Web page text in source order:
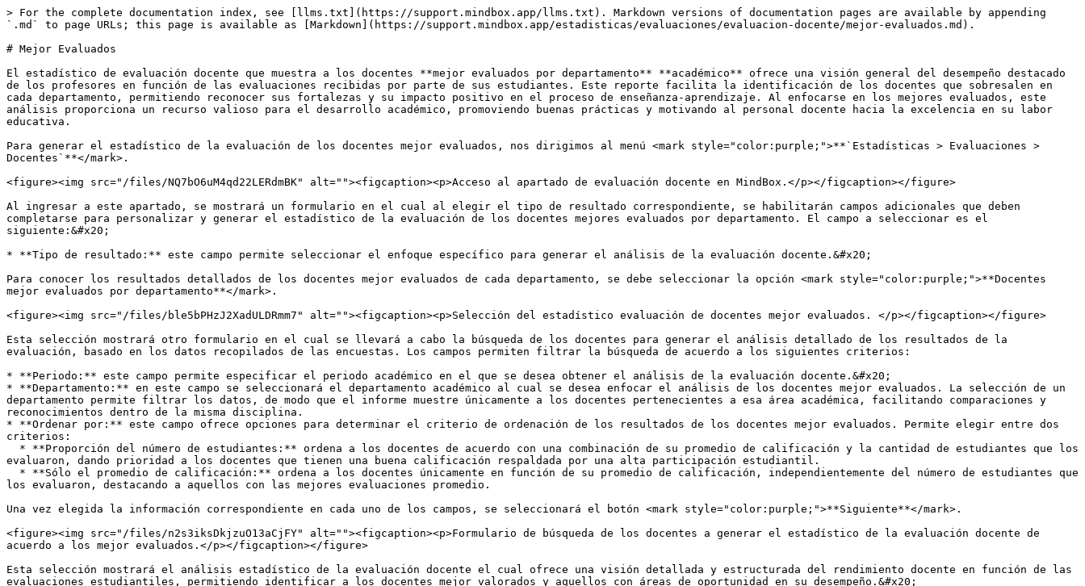
> For the complete documentation index, see [llms.txt](https://support.mindbox.app/llms.txt). Markdown versions of documentation pages are available by appending `.md` to page URLs; this page is available as [Markdown](https://support.mindbox.app/estadisticas/evaluaciones/evaluacion-docente/mejor-evaluados.md).

# Mejor Evaluados

El estadístico de evaluación docente que muestra a los docentes **mejor evaluados por departamento** **académico** ofrece una visión general del desempeño destacado de los profesores en función de las evaluaciones recibidas por parte de sus estudiantes. Este reporte facilita la identificación de los docentes que sobresalen en cada departamento, permitiendo reconocer sus fortalezas y su impacto positivo en el proceso de enseñanza-aprendizaje. Al enfocarse en los mejores evaluados, este análisis proporciona un recurso valioso para el desarrollo académico, promoviendo buenas prácticas y motivando al personal docente hacia la excelencia en su labor educativa.

Para generar el estadístico de la evaluación de los docentes mejor evaluados, nos dirigimos al menú <mark style="color:purple;">**`Estadísticas > Evaluaciones > Docentes`**</mark>.

<figure><img src="/files/NQ7bO6uM4qd22LERdmBK" alt=""><figcaption><p>Acceso al apartado de evaluación docente en MindBox.</p></figcaption></figure>

Al ingresar a este apartado, se mostrará un formulario en el cual al elegir el tipo de resultado correspondiente, se habilitarán campos adicionales que deben completarse para personalizar y generar el estadístico de la evaluación de los docentes mejores evaluados por departamento. El campo a seleccionar es el siguiente:&#x20;

* **Tipo de resultado:** este campo permite seleccionar el enfoque específico para generar el análisis de la evaluación docente.&#x20;

Para conocer los resultados detallados de los docentes mejor evaluados de cada departamento, se debe seleccionar la opción <mark style="color:purple;">**Docentes mejor evaluados por departamento**</mark>.

<figure><img src="/files/ble5bPHzJ2XadULDRmm7" alt=""><figcaption><p>Selección del estadístico evaluación de docentes mejor evaluados. </p></figcaption></figure>

Esta selección mostrará otro formulario en el cual se llevará a cabo la búsqueda de los docentes para generar el análisis detallado de los resultados de la evaluación, basado en los datos recopilados de las encuestas. Los campos permiten filtrar la búsqueda de acuerdo a los siguientes criterios:

* **Periodo:** este campo permite especificar el periodo académico en el que se desea obtener el análisis de la evaluación docente.&#x20;
* **Departamento:** en este campo se seleccionará el departamento académico al cual se desea enfocar el análisis de los docentes mejor evaluados. La selección de un departamento permite filtrar los datos, de modo que el informe muestre únicamente a los docentes pertenecientes a esa área académica, facilitando comparaciones y reconocimientos dentro de la misma disciplina.
* **Ordenar por:** este campo ofrece opciones para determinar el criterio de ordenación de los resultados de los docentes mejor evaluados. Permite elegir entre dos criterios:
  * **Proporción del número de estudiantes:** ordena a los docentes de acuerdo con una combinación de su promedio de calificación y la cantidad de estudiantes que los evaluaron, dando prioridad a los docentes que tienen una buena calificación respaldada por una alta participación estudiantil.
  * **Sólo el promedio de calificación:** ordena a los docentes únicamente en función de su promedio de calificación, independientemente del número de estudiantes que los evaluaron, destacando a aquellos con las mejores evaluaciones promedio.

Una vez elegida la información correspondiente en cada uno de los campos, se seleccionará el botón <mark style="color:purple;">**Siguiente**</mark>.

<figure><img src="/files/n2s3iksDkjzuO13aCjFY" alt=""><figcaption><p>Formulario de búsqueda de los docentes a generar el estadístico de la evaluación docente de acuerdo a los mejor evaluados.</p></figcaption></figure>

Esta selección mostrará el análisis estadístico de la evaluación docente el cual ofrece una visión detallada y estructurada del rendimiento docente en función de las evaluaciones estudiantiles, permitiendo identificar a los docentes mejor valorados y aquellos con áreas de oportunidad en su desempeño.&#x20;

<figure><img src="/files/E7GSg3sJl68UZswf6ihz" alt=""><figcaption><p>Resultado de la evaluación docente generado por docentes mejor evaluados por departamento académico.</p></figcaption></figure>

A continuación, se describirán los principales componentes del estadístico generado a través de la plataforma.

* La primera sección del estadístico proporciona un **gráfico de pastel**, el cual representa visualmente las categorías de calificación obtenidas por los docentes, utilizando los siguientes rangos: Insuficiente (0 a 3.25), Suficiente (3.25 a 3.75), Bueno (3.75 a 4.25), Notable (4.25 a 4.75) y Excelente (4.75 a 5). Cada sección del pastel refleja el porcentaje de docentes evaluados en cada categoría, proporcionando una visión general de la calidad de la enseñanza según las evaluaciones estudiantiles. Además, si se selecciona alguna fracción del gráfico es posible observar el número de docentes que se encuentran dentro de la categoría.&#x20;

<figure><img src="/files/IQ0MK7c5AvY5fXVfYFRY" alt=""><figcaption><p>Gráfico de pastel: número de docentes dentro de una categoría de calificación.</p></figcaption></figure>

* La segunda sección del estadístico ofrece una **tabla de resultados**, en la cual se muestra el listado de los docentes con sus respectivas calificaciones, ordenados de acuerdo al criterio seleccionado (ya sea por el promedio de calificación o por la proporción del número de estudiantes). La tabla contiene los siguientes campos de información clave:

  * **Número (#):** representa el orden en la lista de los docentes, basado en su desempeño general.
  * **Docente:** muestra el nombre completo de cada docente junto con su RFC, lo que permite diferenciar a cada uno de forma individual.
  * **Promedio:** indica la calificación promedio que ha obtenido cada docente en la evaluación general. Esta cifra es un reflejo agregado de los aspectos evaluados.
  * **Número de estudiantes:** muestra el número total de estudiantes que fueron atendidos por el docente.
  * **Proporción:** representa la proporción calculada en función de la fórmula indicada en la parte superior, que toma en cuenta el número total de estudiantes evaluados y los compara con el máximo posible atendido por un profesor, multiplicado por el promedio de su calificación. Este campo es útil para ponderar la calificación en función de la carga estudiantil. Nota: este valor solo aparece cuando el listado de docentes se ordena de acuerdo a la proporción del número de estudiantes.
  * **Aspectos evaluados:** este campo desglosa los criterios específicos evaluados, tales como: el dominio de la asignatura, la planificación del curso, los ambientes de aprendizaje, entre otros. Cada aspecto permite observar en qué áreas el docente tiene fortalezas o áreas de mejora.
  * **Puntaje:** este campo muestra la puntuación obtenida por el docente en cada aspecto evaluado, proporcionando una visión específica de su rendimiento en cada categoría.
  * **Calificación:** asigna una calificación cualitativa a cada puntaje, como Excelente, Notable, Bueno, Suficiente o Desempeño Insuficiente, que da un contexto adicional al puntaje numérico.
  * **Total:** al final del listado de docentes dentro de la tabla, se presenta un promedio global de los puntajes obtenidos por todos los docentes y su calificación general, lo cual ayuda a entender el rendimiento general de los docentes en la institución.

<figure><img src="/files/962GYnEk7bOTdvjJ7EEr" alt=""><figcaption><p>Tabla de resultados de la evaluación docente por departamento académico.</p></figcaption></figure>

* En una tercera sección la plataforma ofrece un **gráfico de embudo** que representa la distribución de los docentes dentro de un departamento académico, clasificados por colores según sus resultados de la evaluación. La visualización utiliza una paleta de colores que varía en tonos, donde cada color indica el nivel de desempeño del docente, desde las evaluaciones más altas hasta las más bajas:

  * **Verde:** muestra a los docentes con evaluación de Excelente. Este grupo representa a los profesores mejor evaluados, con puntuaciones que destacan en los diferentes aspectos de la enseñanza.
  * **Azul claro:** representa a los docentes con evaluación de Notable. Estos docentes presentan un buen rendimiento, con evaluaciones positivas en la mayoría de los aspectos, aunque no alcanzan el nivel Excelente.
  * **Amarillo:** muestra a los docentes con evaluación de Bueno. Este grupo muestra un rendimiento satisfactorio, pero con oportunidades de mejora en varias áreas.
  * **Rojo claro:** muestra a los docentes con evaluación de Desempeño Insuficiente. Representa a los docentes que necesitan atención y desarrollo en sus prácticas docentes para mejorar su efectividad.

  Cada bloque dentro de la gráfica corresponde a un docente, organizado de acuerdo a su nivel de evaluación y ordenado en un formato descendente. Además, si se selecciona algún bloque del gráfico es posible observar el nombre y el promedio de la calificación (o proporción, según el criterio de ordenación de los resultados) del docente. Esta estructura permite identificar de manera rápida a los docentes con mayor y menor rendimiento dentro del departamento, facilitando así un análisis visual claro del desempeño general del equipo docente.

<figure><img src="/files/HSTBfbZhjF9WzvS2wsJN" alt="" width="185"><figcaption><p>Gráfico de embudo de los docentes.</p></figcaption></figure>

{% hint style="info" %}
**Nota:** la plataforma permite realizar la descarga del gráfico de pastel y del gráfico de embudo en formato de imagen <mark style="color:purple;">**`PNG`**</mark> a tra